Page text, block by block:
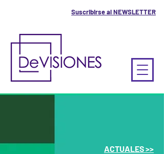
Suscribirse al NEWSLETTER
ACTUALES >>